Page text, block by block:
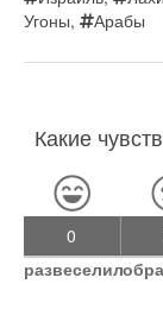
Угоны, Арабы
Какие
0
развеселил